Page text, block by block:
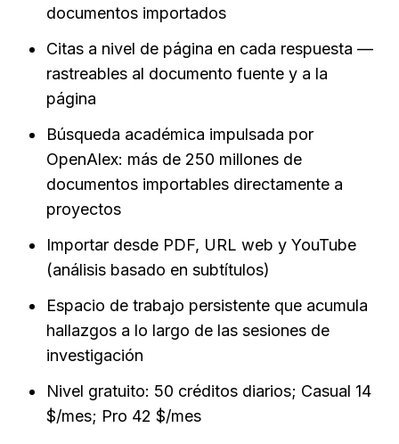
documentos importados
Citas a nivel de página en cada respuesta —
rastreables al documento fuente y a la
página
Búsqueda académica impulsada por
OpenAlex: más de 250 millones de
documentos importables directamente a
proyectos
Importar desde PDF, URL web y YouTube
(análisis basado en subtítulos)
Espacio de trabajo persistente que acumula
hallazgos a lo largo de las sesiones de
investigación
Nivel gratuito: 50 créditos diarios; Casual 14
$/mes; Pro 42 $/mes